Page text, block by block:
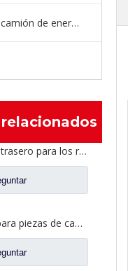
Nuevas piezas de camión de energía
Asamblea del eje trasero para los recambios AH71131550536 del camión de Sinotruk Steyr
Rueda Sun Gear para piezas de camión Fuwa DN0301M0-7